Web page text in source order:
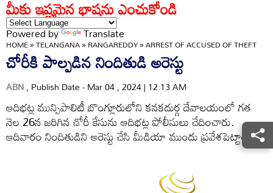
మీకు ఇష్టమైన భాషను ఎంచుకోండి
Powered by Translate
HOME»TELANGANA»RANGAREDDY»ARREST OF ACCUSED OF THEFT
చోరీకి పాల్పడిన నిందితుడి అరెస్టు
ABN, Publish Date - Mar 04 , 2024 | 12:13 AM
ఆదిభట్ల మున్సిపాలిటీ బొంగ్లూరులోని కనకదుర్గ దేవాలయంలో గత
నెల 26న జరిగిన చోరీ కేసును ఆదిభట్ల పోలీసులు చేదించారు.
ఆదివారం నిందితుడిని అరెస్టు చేసి మీడియా ముందు ప్రవేశపెట్టారు.